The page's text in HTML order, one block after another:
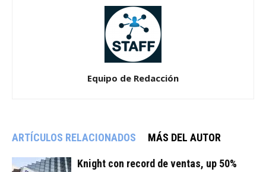
Equipo de Redacción
ARTÍCULOS RELACIONADOS MÁS DEL AUTOR
Knight con record de ventas, up 50%